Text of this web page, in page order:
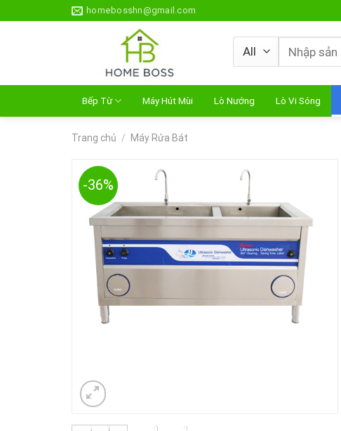
to
homebosshn@gmail.com
Tìm
kiếm:
Bếp Từ Máy Hút Mùi Lò Nướng Lò Vi Sóng
Trang chủ / Máy Rửa Bát
-36%